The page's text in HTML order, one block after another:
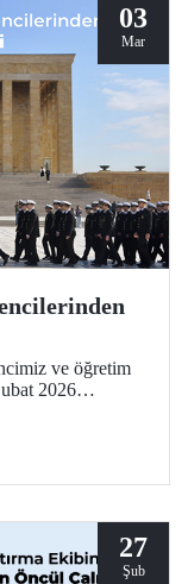
03
Mar
ve öğretim
2026
bırakılması
27
Şub